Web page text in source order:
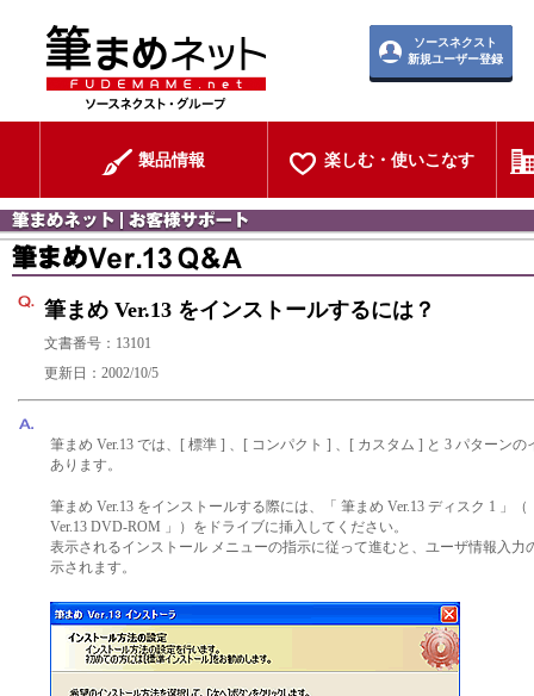
ソースネクスト
新規ユーザー登録
製品情報 楽しむ・使いこなす
筆まめ Ver.13 をインストールするには？
文書番号：13101
更新日：2002/10/5
筆まめ Ver.13 では、[ 標準 ] 、[ コンパクト ] 、[ カスタム ] と 3 パターンの
あります。
筆まめ Ver.13 をインストールする際には、「 筆まめ Ver.13 ディスク 1 」
Ver.13 DVD-ROM 」）をドライブに挿入してください。
表示されるインストール メニューの指示に従って進むと、ユーザ情報入力
示されます。